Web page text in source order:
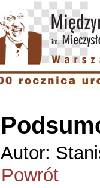
Autor:
Powrót